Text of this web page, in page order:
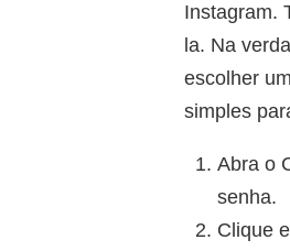
Instagram.
la. Na
escolher
simples
Abra o
senha.
Clique